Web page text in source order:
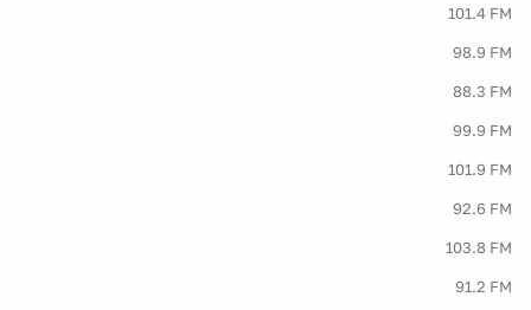
101.4 FM
98.9 FM
88.3 FM
99.9 FM
101.9 FM
92.6 FM
103.8 FM
91.2 FM